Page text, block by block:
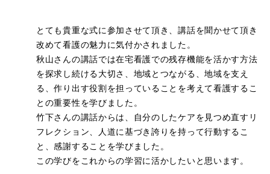
同窓会
とても貴重な式に参加させて頂き、講話を聞かせて頂き
改めて看護の魅力に気付かされました。
秋山さんの講話では在宅看護での残存機能を活かす方法
を探求し続ける大切さ、地域とつながる、地域を支え
る、作り出す役割を担っていることを考えて看護するこ
との重要性を学びました。
竹下さんの講話からは、自分のしたケアを見つめ直すリ
フレクション、人道に基づき誇りを持って行動するこ
と、感謝することを学びました。
この学びをこれからの学習に活かしたいと思います。